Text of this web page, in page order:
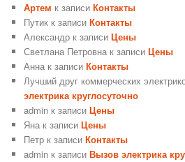
Артем к записиКонтакты
Путик к записиКонтакты
Александр к записиЦены
Светлана Петровна к записиЦены
Анна к записиКонтакты
Лучший друг коммерческих
электрика круглосуточно
admin к записиЦены
Яна к записиЦены
Петр к записиКонтакты
admin к записиВызов электрика